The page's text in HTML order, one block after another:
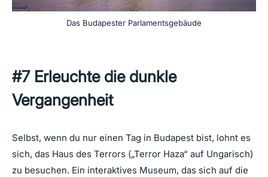
Das Budapester Parlamentsgebäude
#7 Erleuchte die dunkle
Vergangenheit
Selbst, wenn du nur einen Tag in Budapest bist, lohnt es
sich, das Haus des Terrors („Terror Haza“ auf Ungarisch)
zu besuchen. Ein interaktives Museum, das sich auf die